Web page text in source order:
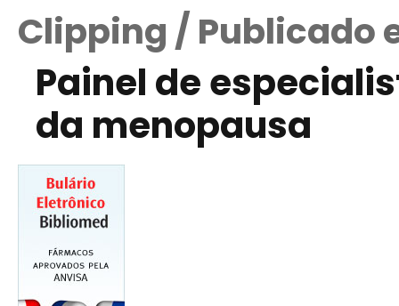
Clipping / Publicado
Painel de
da menopausa